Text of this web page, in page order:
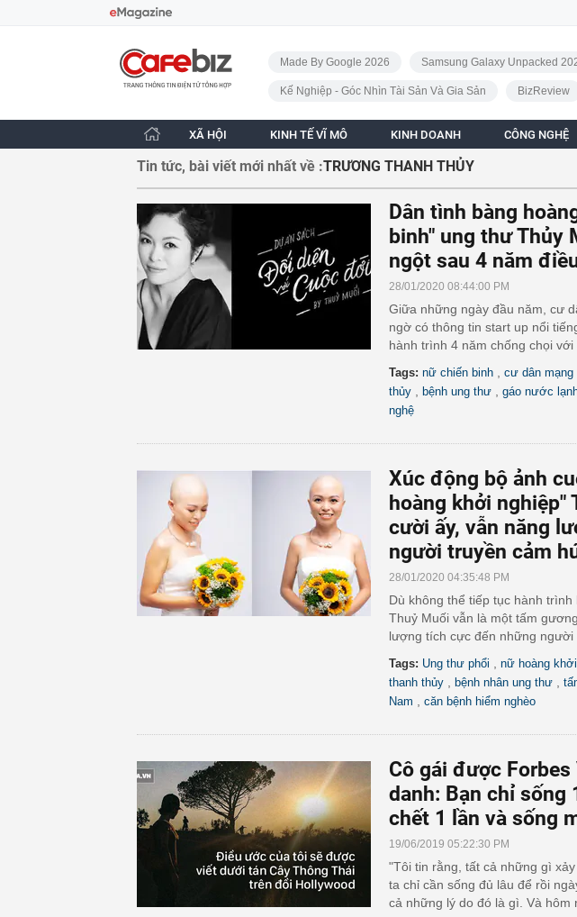
CafeBiz - Trang chủ
Made By Google 2026
Samsung Galaxy Unpacked
Kế Nghiệp - Góc Nhìn Tài Sản Và Gia Sản BizReview
XÃ HỘI KINH TẾ VĨ MÔ KINH DOANH CÔNG NGHỆ
Tin tức, bài viết mới nhất về :TRƯƠNG THANH THỦY
Dân tình bàng
binh" ung thư Thủy
ngột sau 4 năm
28/01/2020 08:44:00 PM
Giữa những ngày đầu năm, cư
ngờ có thông tin start up nổi
hành trình 4 năm chống chọi với
Tags: nữ chiến binh cư dân mạng
thủy
bệnh ung thư gáo nước
nghệ
Xúc động bộ ảnh
hoàng khởi nghiệp"
cười ấy, vẫn năng
người truyền cảm
28/01/2020 04:35:48 PM
Dù không thể tiếp tục hành
Thuỷ Muối vẫn là một tấm
lượng tích cực đến những người
Tags: Ung thư phổi nữ hoàng
thanh thủy
bệnh nhân ung thư
Nam
căn bệnh hiểm nghèo
Cô gái được
danh: Bạn chỉ sống
chết 1 lần và sống
19/06/2019 05:22:30 PM
"Tôi tin rằng, tất cả những gì
ta chỉ cần sống đủ lâu để rồi
cả những lý do đó là gì. Và